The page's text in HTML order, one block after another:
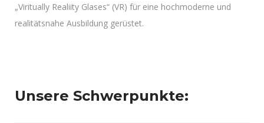
„Viritually Realiity Glases“ (VR) für eine hochmoderne und
realitätsnahe Ausbildung gerüstet.
Unsere Schwerpunkte: